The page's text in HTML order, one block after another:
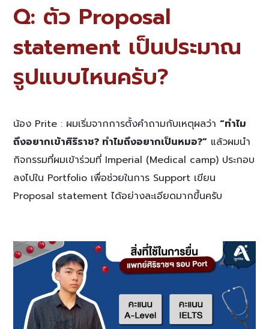
Q: ตัว Proposal
statement เป็นประมาณ
รูปแบบไหนครับ?
น้อง Prite : ผมเริ่มจากการตั้งคำถามกับเหตุผลว่า“ทำไม
ถึงอยากเข้าศิริราช? ทำไมถึงอยากเป็นหมอ?” แล้วผมนำ
กิจกรรมที่ผมเข้าร่วมที่ Imperial (Medical camp) ประกอบ
ลงไปใน Portfolio เพื่อช่วยในการ Support เขียน
Proposal statement ได้อย่างละเอียดมากขึ้นครับ